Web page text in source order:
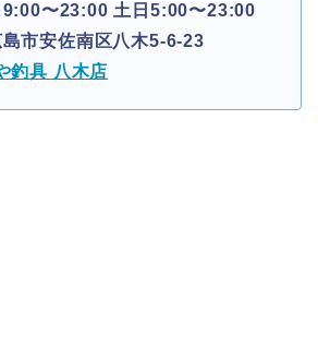
9:00〜23:00 土日5:00〜23:00
市安佐南区八木5-6-23
釣具 八木店